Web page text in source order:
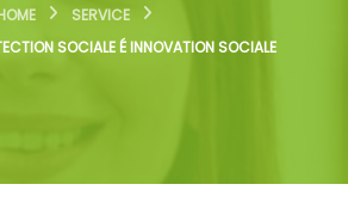
SERVICE
SOCIALE É INNOVATION SOCIALE